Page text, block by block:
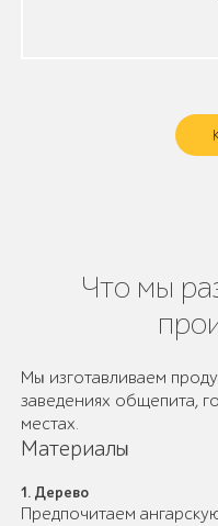
Что мы
Мы изготавливаем
заведениях общепита,
местах.
Материалы
1. Дерево
Предпочитаем